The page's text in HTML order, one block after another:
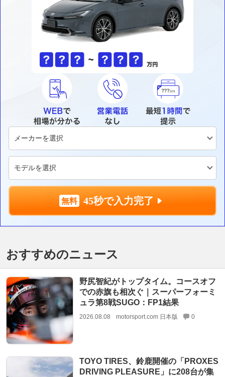
45秒で入力完了
おすすめのニュース
野尻智紀がトップタイム。コースオフ
での赤旗も相次ぐ｜スーパーフォーミ
ュラ第8戦SUGO：FP1結果
2026.08.08 motorsport.com 日本版 0
TOYO TIRES、鈴鹿開催の「PROXES
DRIVING PLEASURE」に208台が集